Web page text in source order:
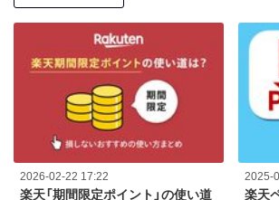
2026-02-22 17:22
楽天「期間限定ポイント」の使い道
2025-
楽天